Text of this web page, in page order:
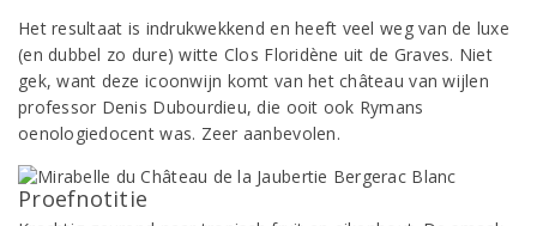
Het resultaat is indrukwekkend en heeft veel weg van de luxe
(en dubbel zo dure) witte Clos Floridène uit de Graves. Niet
gek, want deze icoonwijn komt van het château van wijlen
professor Denis Dubourdieu, die ooit ook Rymans
oenologiedocent was. Zeer aanbevolen.
Proefnotitie